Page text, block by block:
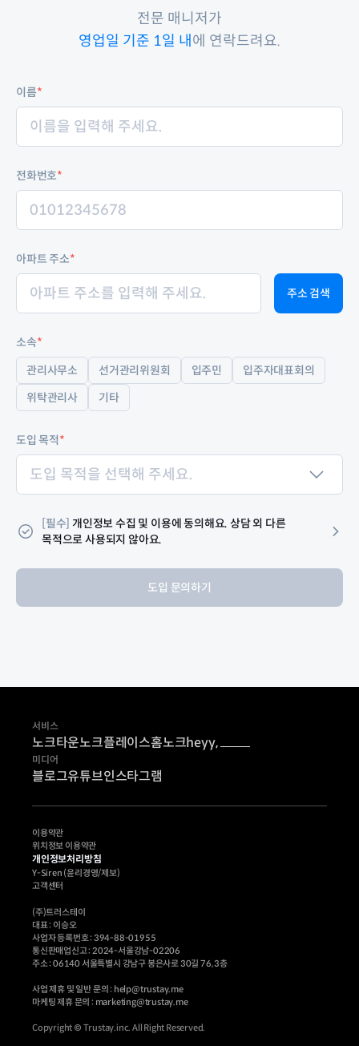
전문 매니저가
영업일 기준 1일 내에 연락드려요.
이름*
전화번호*
아파트 주소*
주소 검색
소속*
관리사무소
선거관리위원회 입주민
입주자대표회의
위탁관리사
기타
도입 목적*
도입 목적을 선택해 주세요.
[필수] 개인정보 수집 및 이용에 동의해요. 상담 외 다른
목적으로 사용되지 않아요.
도입 문의하기
서비스
노크타운노크플레이스홈노크heyy,
미디어
블로그유튜브인스타그램
이용약관
위치정보 이용약관
개인정보처리방침
Y-Siren (윤리경영/제보)
고객센터
(주)트러스테이
대표 : 이승오
사업자 등록번호 : 394-88-01955
통신판매업신고 : 2024-서울강남-02206
주소 : 06140 서울특별시 강남구 봉은사로 30길 76, 3층
사업 제휴 및 일반 문의 : help@trustay.me
마케팅 제휴 문의 : marketing@trustay.me
Copyright © Trustay.inc. All Right Reserved.